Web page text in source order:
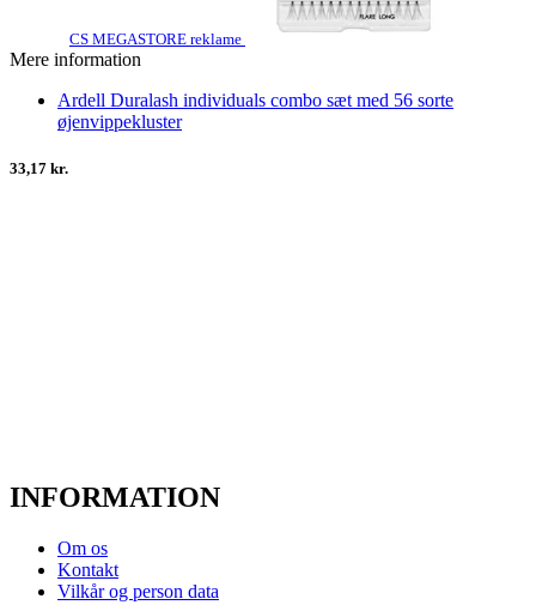
CS MEGASTORE reklame
Mere information
Ardell Duralash individuals combo sæt med 56 sorte
øjenvippekluster
33,17 kr.
INFORMATION
Om os
Kontakt
Vilkår og person data